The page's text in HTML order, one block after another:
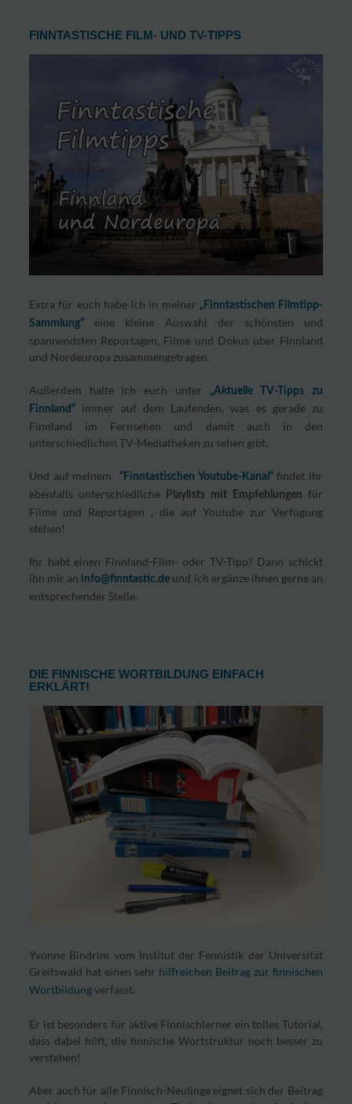
FINNTASTISCHE FILM- UND TV-TIPPS
Extra für euch habe ich in meiner „Finntastischen Filmtipp-
Sammlung“
eine kleine Auswahl der schönsten und
spannendsten Reportagen, Filme und Dokus über Finnland
und Nordeuropa zusammengetragen.
Außerdem halte ich euch unter
„Aktuelle TV-Tipps zu
Finnland“
immer auf dem Laufenden, was es gerade zu
Finnland im Fernsehen und damit auch in den
unterschiedlichen TV-Mediatheken zu sehen gibt.
Und auf meinem “Finntastischen Youtube-Kanal“findet ihr
ebenfalls unterschiedliche Playlists mit Empfehlungen für
Filme und Reportagen , die auf Youtube zur Verfügung
stehen!
Ihr habt einen Finnland-Film- oder TV-Tipp? Dann schickt
ihn mir an info@finntastic.de und ich ergänze ihnen gerne an
entsprechender Stelle.
DIE FINNISCHE WORTBILDUNG EINFACH
ERKLÄRT!
Yvonne Bindrim vom Institut der Fennistik der Universität
Greifswald hat einen sehr hilfreichen Beitrag zur finnischen
Wortbildungverfasst.
Er ist besonders für aktive Finnischlerner ein tolles Tutorial,
dass dabei hilft, die finnische Wortstruktur noch besser zu
verstehen!
Aber auch für alle Finnisch-Neulinge eignet sich der Beitrag